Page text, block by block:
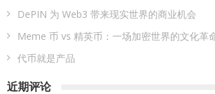
DePIN 为 Web3 带来现实世界的商业机会
Meme 币 vs 精英币：一场加密世界的文化革
代币就是产品
近期评论